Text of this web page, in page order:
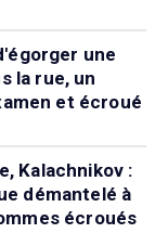
une
la rue, un
et écroué
Kalachnikov :
démantelé à
écroués